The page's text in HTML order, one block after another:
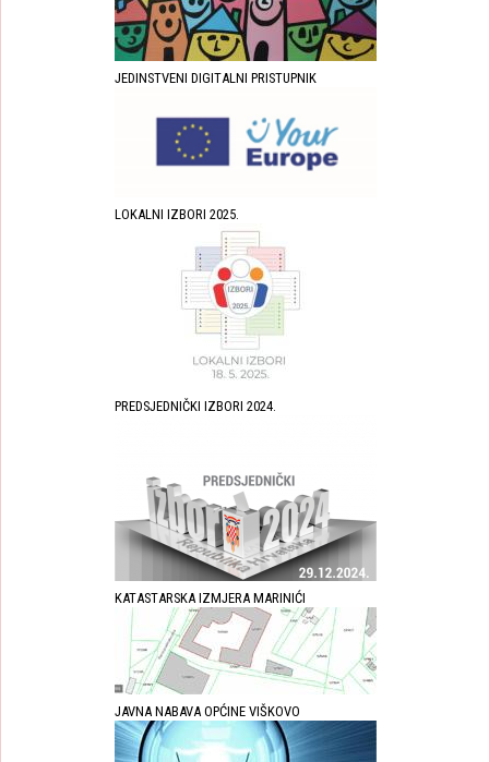
JEDINSTVENI DIGITALNI PRISTUPNIK
LOKALNI IZBORI 2025.
PREDSJEDNIČKI IZBORI 2024.
KATASTARSKA IZMJERA MARINIĆI
JAVNA NABAVA OPĆINE VIŠKOVO